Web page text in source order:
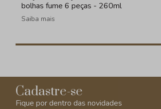
bolhas fume 6 peças - 260ml
Saiba mais
Cadastre-se
Fique por dentro das novidades